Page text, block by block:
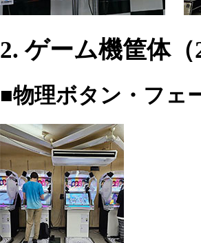
2. ゲーム機筐体（
■物理ボタン・フェ